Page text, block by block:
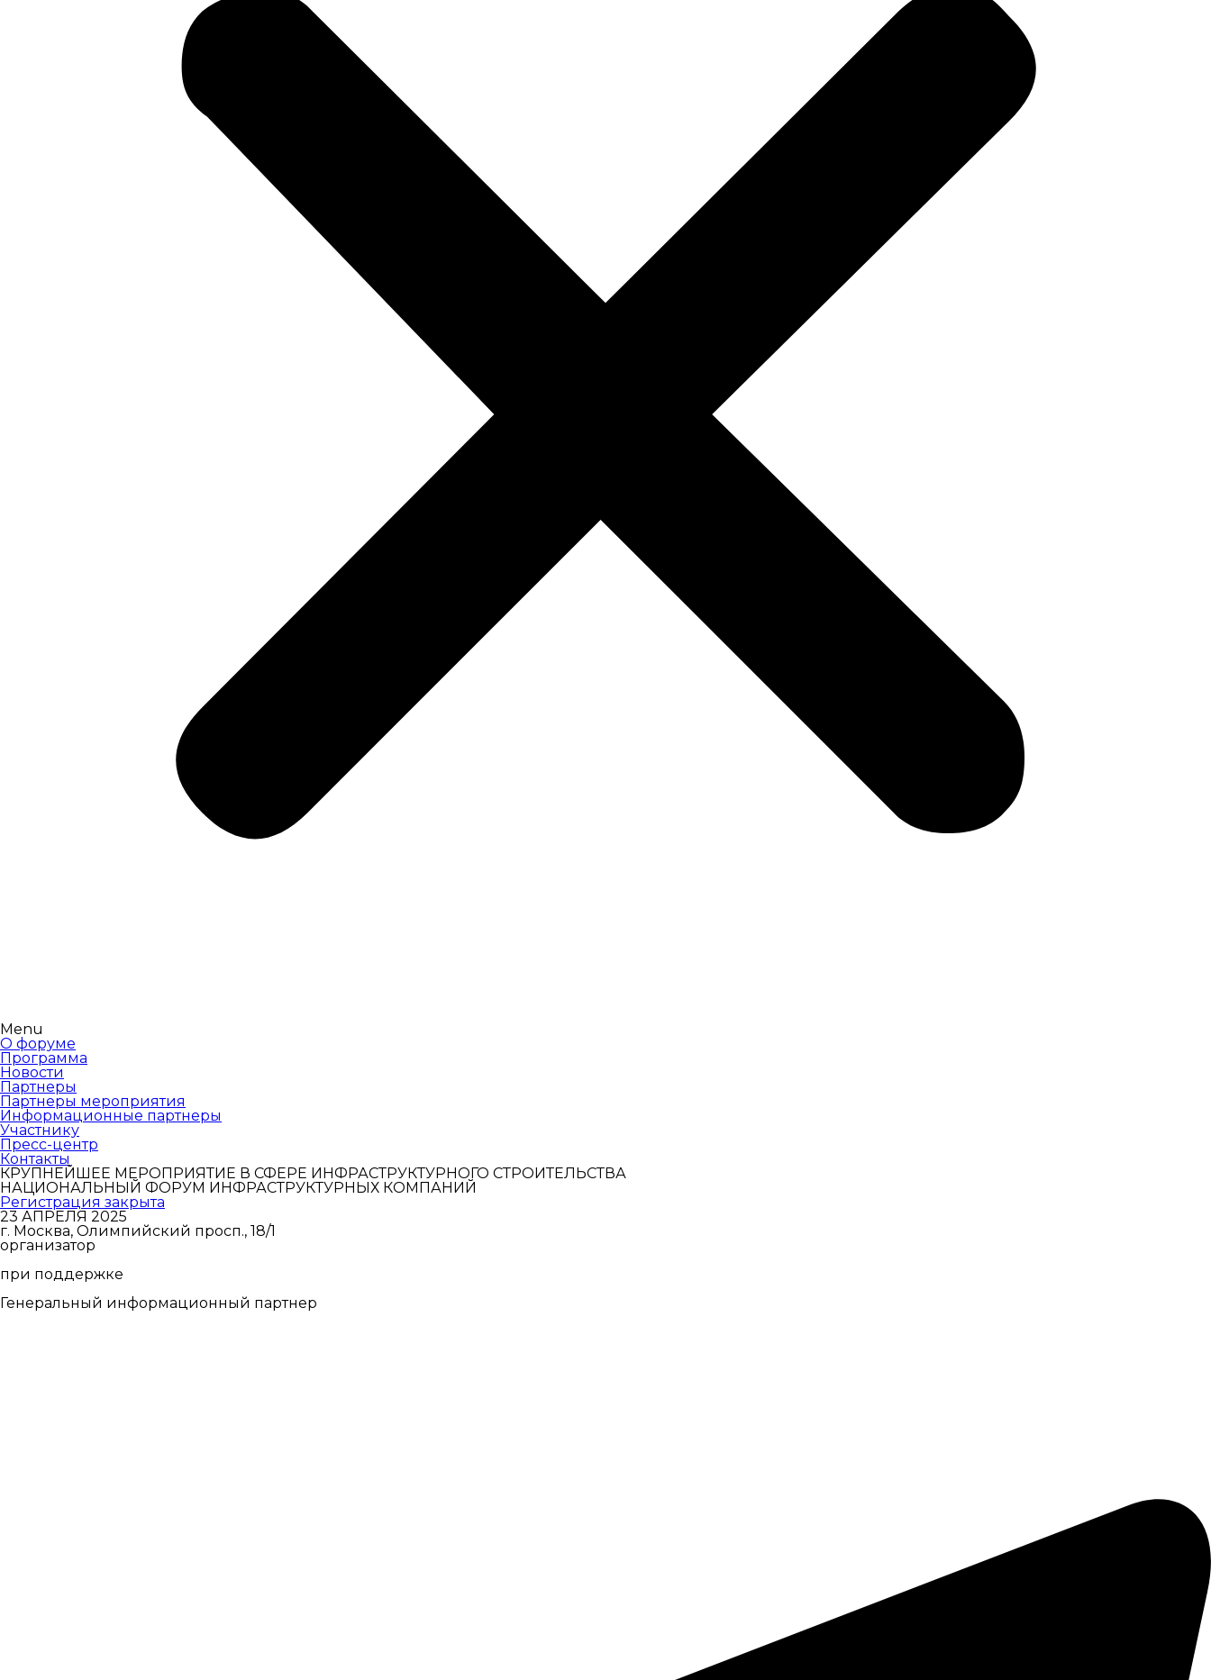
Menu
О форуме
Программа
Новости
Партнеры
Партнеры мероприятия
Информационные партнеры
Участнику
Пресс-центр
Контакты
КРУПНЕЙШЕЕ МЕРОПРИЯТИЕ В СФЕРЕ ИНФРАСТРУКТУРНОГО СТРОИТЕЛЬСТВА
НАЦИОНАЛЬНЫЙ ФОРУМ ИНФРАСТРУКТУРНЫХ КОМПАНИЙ
Регистрация закрыта
23 АПРЕЛЯ 2025
г. Москва, Олимпийский просп., 18/1
организатор
при поддержке
Генеральный информационный партнер